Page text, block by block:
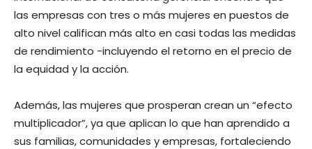
las empresas con tres o más mujeres en puestos de
alto nivel califican más alto en casi todas las medidas
de rendimiento -incluyendo el retorno en el precio de
la equidad y la acción.
Además, las mujeres que prosperan crean un “efecto
multiplicador”, ya que aplican lo que han aprendido a
sus familias, comunidades y empresas, fortaleciendo